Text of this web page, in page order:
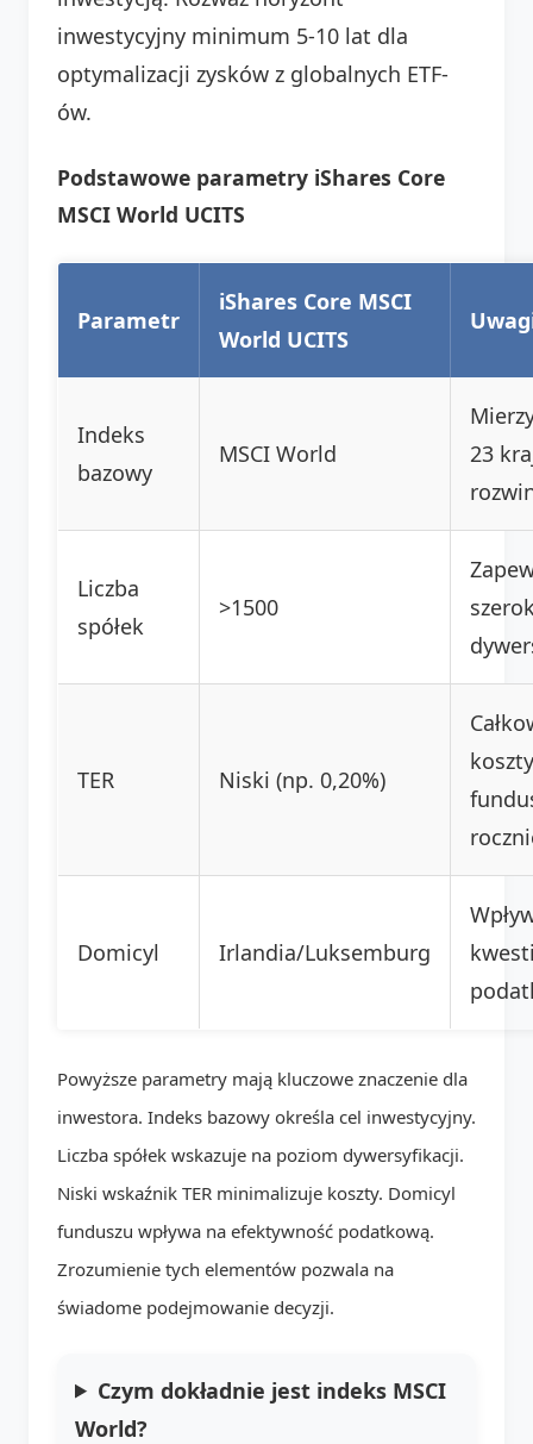
inwestycyjny minimum 5-10 lat dla
optymalizacji zysków z globalnych ETF-
ów.
Podstawowe parametry iShares Core
MSCI World UCITS
Parametr
iShares Core MSCI
World UCITS
Indeks
bazowy
MSCI World
23
Liczba
spółek
>1500
TER Niski (np. 0,20%)
koszty
Domicyl Irlandia/Luksemburg
Powyższe parametry mają kluczowe znaczenie dla
inwestora. Indeks bazowy określa cel inwestycyjny.
Liczba spółek wskazuje na poziom dywersyfikacji.
Niski wskaźnik TER minimalizuje koszty. Domicyl
funduszu wpływa na efektywność podatkową.
Zrozumienie tych elementów pozwala na
świadome podejmowanie decyzji.
Czym dokładnie jest indeks MSCI
World?